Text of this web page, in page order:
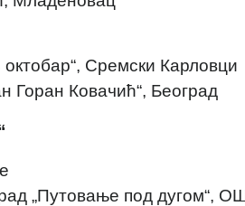
Сремски Карловци
Горан Ковачић“, Београд
„Путовање под дугом“,